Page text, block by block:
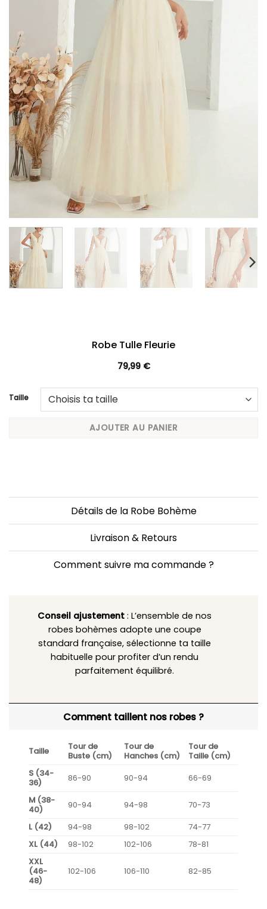
Robe Tulle Fleurie
79,99 €
Taille
AJOUTER AU PANIER
Détails de la Robe Bohème
Livraison & Retours
Comment suivre ma commande ?
Conseil ajustement : L’ensemble de nos
robes bohèmes adopte une coupe
standard française, sélectionne ta taille
habituelle pour profiter d’un rendu
parfaitement équilibré.
Comment taillent nos robes ?
Taille
Tour de
Buste (cm)
Tour de
Hanches (cm)
Tour de
Taille (cm)
S (34-
36)
86-90 90-94
66-69
M (38-
40)
90-94 94-98
70-73
L (42)
94-98 98-102
74-77
XL (44)
98-102 102-106
78-81
XXL
(46-
48)
102-106 106-110 82-85